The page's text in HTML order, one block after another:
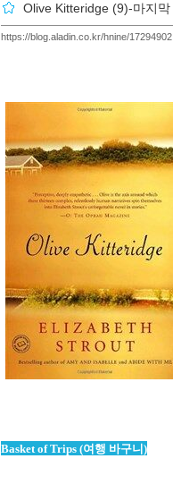
Olive Kitteridge (9)-마지막
https://blog.aladin.co.kr/hnine/17294902
Basket of Trips (여행 바구니)